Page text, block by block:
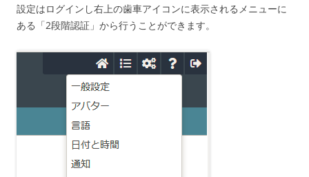
設定はログインし右上の歯車アイコンに表示されるメニューに
ある「2段階認証」から行うことができます。